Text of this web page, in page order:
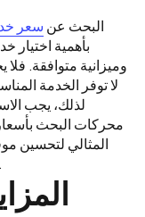
البحث عن سعر
بأهمية
وميزانية متوافقة.
لا توفر الخدمة
لذلك، يجب
محركات البحث
المثالي لتحسين
الزوار وزيادة معدل تحويل الزوار إلى عملاء.